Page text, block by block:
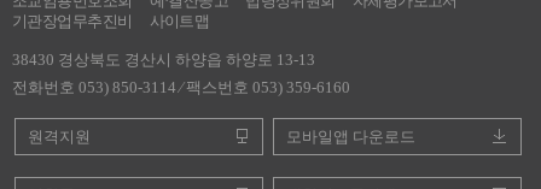
기관장업무추진비
사이트맵
38430 경상북도 경산시 하양읍 하양로 13-13
전화번호 053) 850-3114 ⁄ 팩스번호 053) 359-6160
원격지원 모바일앱 다운로드